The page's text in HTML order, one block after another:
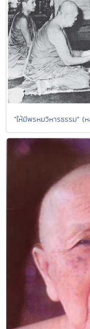
"ให้มีพรหมวิหารธรรม" (